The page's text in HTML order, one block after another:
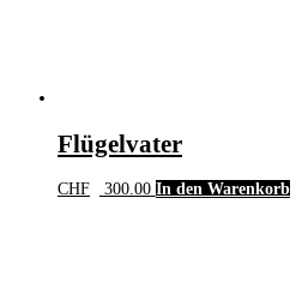
Flügelvater
CHF 300.00 In den Warenkorb